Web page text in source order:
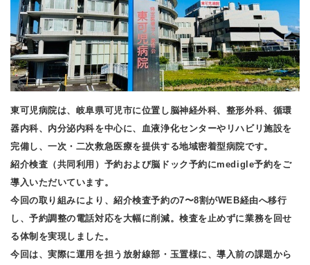
東可児病院は、岐阜県可児市に位置し脳神経外科、整形外科、循環
器内科、内分泌内科を中心に、血液浄化センターやリハビリ施設を
完備し、一次・二次救急医療を提供する地域密着型病院です。
紹介検査（共同利用）予約および脳ドック予約にmedigle予約をご
導入いただいています。
今回の取り組みにより、紹介検査予約の7〜8割がWEB経由へ移行
し、予約調整の電話対応を大幅に削減。検査を止めずに業務を回せ
る体制を実現しました。
今回は、実際に運用を担う放射線部・玉置様に、導入前の課題から